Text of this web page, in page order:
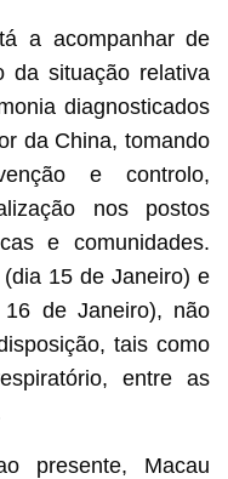
a acompanhar de
da situação relativa
diagnosticados
da China, tomando
e controlo,
nos postos
e comunidades.
15 de Janeiro) e
de Janeiro), não
tais como
entre as
presente, Macau